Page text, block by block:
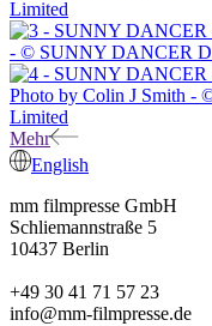
Mehr
English
mm filmpresse GmbH
Schliemannstraße 5
10437 Berlin
+49 30 41 71 57 23
info@mm-filmpresse.de